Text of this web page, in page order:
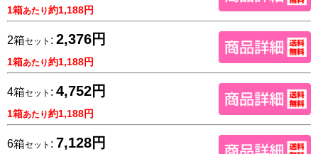
1箱あたり約1,188円
2箱セット : 2,376円
1箱あたり約1,188円
4箱セット : 4,752円
1箱あたり約1,188円
6箱セット : 7,128円